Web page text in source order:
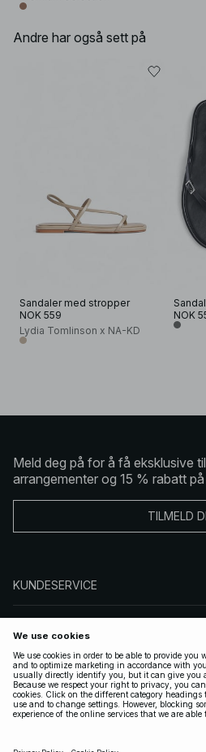
Andre har også sett på
Sandaler med stropper
NOK 559
Lydia Tomlinson x NA-KD
NOK
Meld deg på for å få eksklusive
arrangementer og 15 % rabatt
TILMELD
KUNDESERVICE
FØLG OSS
LOVLIG